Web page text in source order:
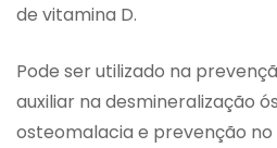
de vitamina D.
Pode ser utilizado na
auxiliar na desmineralização
osteomalacia e prevenção no